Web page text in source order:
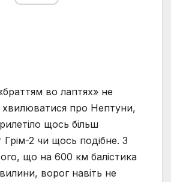
во лаптях» не
про Нептуни,
щось більш
2 чи щось подібне. З
що на 600 км балістика
ворог навіть не